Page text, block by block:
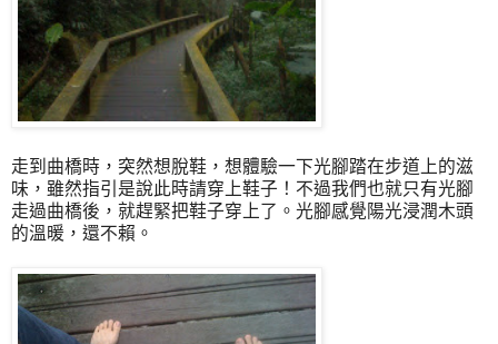
走到曲橋時，突然想脫鞋，想體驗一下光腳踏在步道上的滋
味，雖然指引是說此時請穿上鞋子！不過我們也就只有光腳
走過曲橋後，就趕緊把鞋子穿上了。光腳感覺陽光浸潤木頭
的溫暖，還不賴。